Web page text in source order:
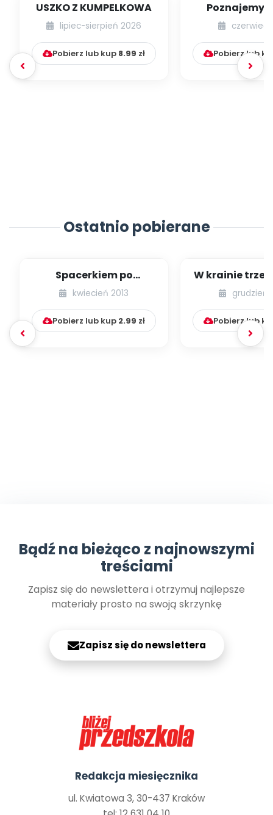
USZKO Z KUMPELKOWA
lipiec-sierpień 2026
Pobierz lub kup 8.99 zł
Poznajemy
czerwiec
Pobierz lub
Ostatnio pobierane
Spacerkiem po
Krakowie (inscenizacja
muzyczno-ruchowa)
kwiecień 2013
Pobierz lub kup 2.99 zł
W krainie
grudzień
Pobierz lub
Bądź na bieżąco z najnowszymi
treściami
Zapisz się do newslettera i otrzymuj najlepsze
materiały prosto na swoją skrzynkę
Zapisz się do newslettera
Redakcja miesięcznika
ul. Kwiatowa 3, 30-437 Kraków